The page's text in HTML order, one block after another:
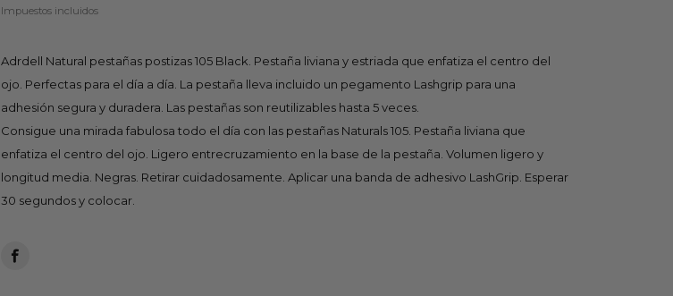
Impuestos incluidos
Adrdell Natural pestañas postizas 105 Black. Pestaña liviana y estriada que enfatiza el centro del
ojo. Perfectas para el día a día. La pestaña lleva incluido un pegamento Lashgrip para una
adhesión segura y duradera. Las pestañas son reutilizables hasta 5 veces.
Consigue una mirada fabulosa todo el día con las pestañas Naturals 105. Pestaña liviana que
enfatiza el centro del ojo. Ligero entrecruzamiento en la base de la pestaña. Volumen ligero y
longitud media. Negras. Retirar cuidadosamente. Aplicar una banda de adhesivo LashGrip. Esperar
30 segundos y colocar.